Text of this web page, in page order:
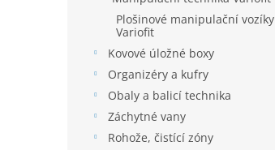
Plošinové manipulační vozíky
Variofit
Kovové úložné boxy
Organizéry a kufry
Obaly a balicí technika
Záchytné vany
Rohože, čistící zóny